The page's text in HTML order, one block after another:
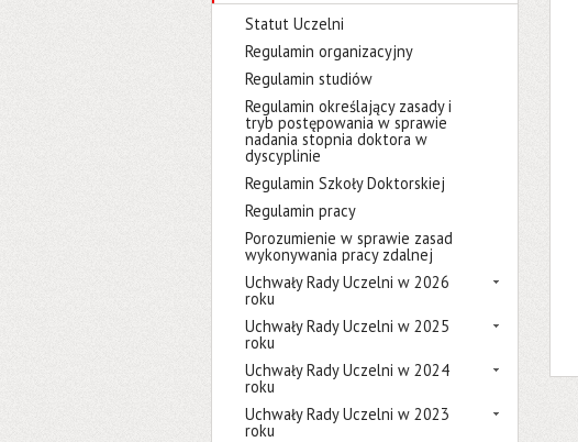
Statut Uczelni
Regulamin organizacyjny
Regulamin studiów
Regulamin określający zasady i
tryb postępowania w sprawie
nadania stopnia doktora w
dyscyplinie
Regulamin Szkoły Doktorskiej
Regulamin pracy
Porozumienie w sprawie zasad
wykonywania pracy zdalnej
Uchwały Rady Uczelni w 2026
roku
Uchwały Rady Uczelni w 2025
roku
Uchwały Rady Uczelni w 2024
roku
Uchwały Rady Uczelni w 2023
roku